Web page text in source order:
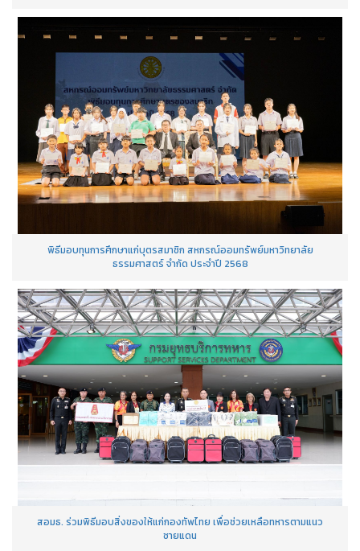
พิธีมอบทุนการศึกษาแก่บุตรสมาชิก สหกรณ์ออมทรัพย์มหาวิทยาลัย
ธรรมศาสตร์ จำกัด ประจำปี 2568
สอมธ. ร่วมพิธีมอบสิ่งของให้แก่กองทัพไทย เพื่อช่วยเหลือทหารตามแนว
ชายแดน